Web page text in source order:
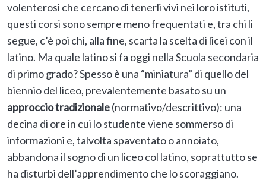
volenterosi che cercano di tenerli vivi nei loro istituti,
questi corsi sono sempre meno frequentati e, tra chi li
segue, c’è poi chi, alla fine, scarta la scelta di licei con il
latino. Ma quale latino si fa oggi nella Scuola secondaria
di primo grado? Spesso è una “miniatura” di quello del
biennio del liceo, prevalentemente basato su un
approccio tradizionale(normativo/descrittivo): una
decina di ore in cui lo studente viene sommerso di
informazioni e, talvolta spaventato o annoiato,
abbandona il sogno di un liceo col latino, soprattutto se
ha disturbi dell’apprendimento che lo scoraggiano.